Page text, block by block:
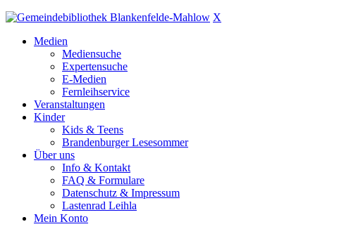
X
Medien
Mediensuche
Expertensuche
E-Medien
Fernleihservice
Veranstaltungen
Kinder
Kids & Teens
Brandenburger Lesesommer
Über uns
Info & Kontakt
FAQ & Formulare
Datenschutz & Impressum
Lastenrad Leihla
Mein Konto